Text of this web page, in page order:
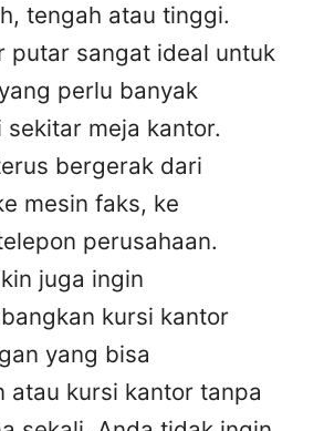
tengah atau tinggi.
putar sangat ideal untuk
perlu banyak
meja kantor.
bergerak dari
mesin faks, ke
perusahaan.
juga ingin
kursi kantor
yang bisa
atau kursi kantor tanpa